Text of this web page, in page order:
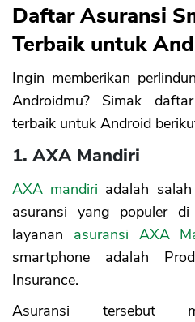
Daftar Asuransi
Terbaik untuk
Ingin memberikan
Androidmu? Simak
terbaik untuk Android
1. AXA Mandiri
AXA mandiri adalah
asuransi yang populer
layanan asuransi AXA
smartphone adalah
Insurance.
Asuransi tersebut